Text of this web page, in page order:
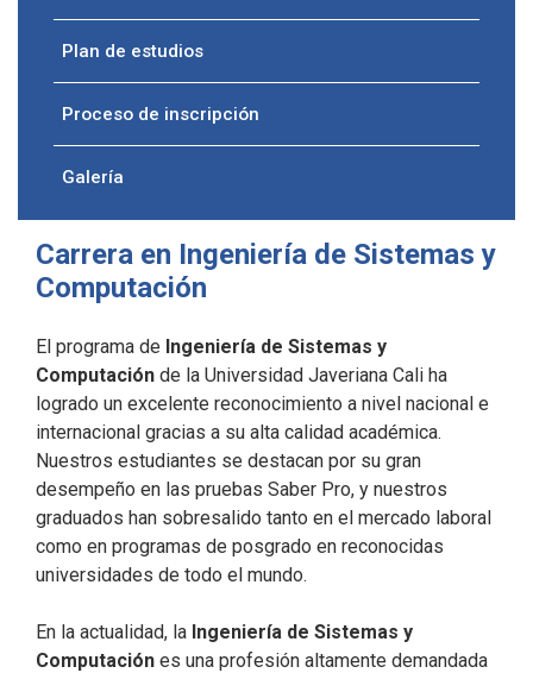
Plan de estudios
Proceso de inscripción
Galería
Carrera en Ingeniería de Sistemas y
Computación
El programa de Ingeniería de Sistemas y
Computación de la Universidad Javeriana Cali ha
logrado un excelente reconocimiento a nivel nacional e
internacional gracias a su alta calidad académica.
Nuestros estudiantes se destacan por su gran
desempeño en las pruebas Saber Pro, y nuestros
graduados han sobresalido tanto en el mercado laboral
como en programas de posgrado en reconocidas
universidades de todo el mundo.
En la actualidad, la Ingeniería de Sistemas y
Computación es una profesión altamente demandada